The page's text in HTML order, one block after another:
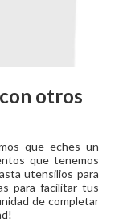
otros
que eches un
que tenemos
utensilios para
para facilitar tus
de completar